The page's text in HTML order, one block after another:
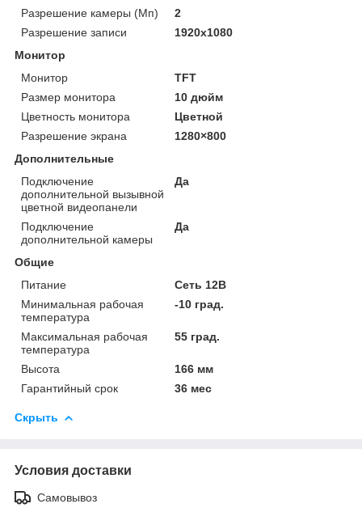
Разрешение камеры (Мп)
2
Разрешение записи
1920х1080
Монитор
Монитор
TFT
Размер монитора
10 дюйм
Цветность монитора
Цветной
Разрешение экрана
1280×800
Дополнительные
Подключение
дополнительной вызывной
цветной видеопанели
Да
Подключение
дополнительной камеры
Да
Общие
Питание
Сеть 12В
Минимальная рабочая
температура
-10 град.
Максимальная рабочая
температура
55 град.
Высота
166 мм
Гарантийный срок
36 мес
Скрыть
Условия доставки
Самовывоз